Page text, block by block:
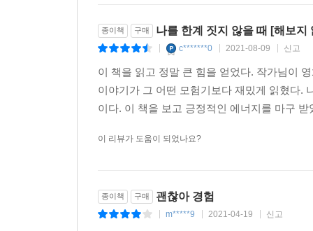
종이책 구매 나를 한계 짓지 않을 때 [해보지
c*******0 2021-08-09 신고
이 책을 읽고 정말 큰 힘을 얻었다. 작가님이
이야기가 그 어떤 모험기보다 재밌게 읽혔다.
이다. 이 책을 보고 긍정적인 에너지를 마구
이 리뷰가 도움이 되었나요?
종이책 구매 괜찮아 경험
m*****9 2021-04-19 신고